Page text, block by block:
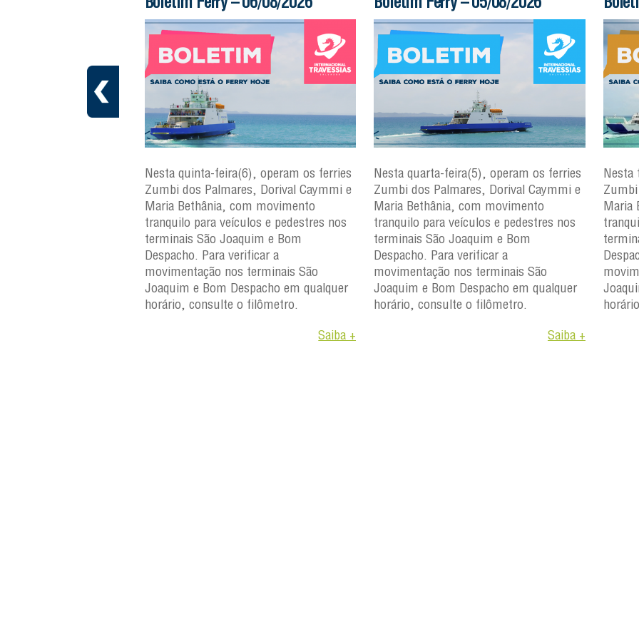
Nesta quarta-feira(5), operam os ferries
Zumbi dos Palmares, Dorival Caymmi e
Maria Bethânia, com movimento
tranquilo para veículos e pedestres nos
terminais São Joaquim e Bom
Despacho. Para verificar a
movimentação nos terminais São
Joaquim e Bom Despacho em qualquer
horário, consulte o filômetro.
Saiba +
Nesta terça-feira(4), operam os ferries
Zumbi dos Palmares, Dorival Caymmi e
Maria Bethânia, com movimento
tranquilo para veículos e pedestres nos
terminais São Joaquim e Bom
Despacho. Para verificar a
movimentação nos terminais São
Joaquim e Bom Despacho em qualquer
horário, consulte o filômetro.
Saiba +
Em
os
A